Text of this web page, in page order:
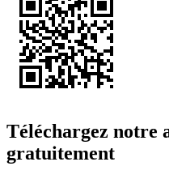
Téléchargez notre
gratuitement